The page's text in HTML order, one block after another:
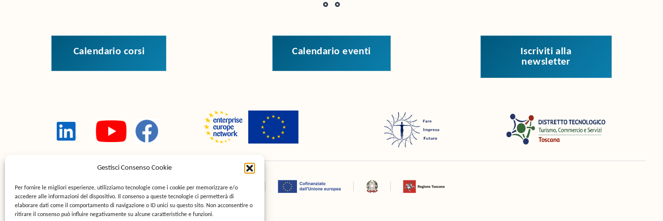
Gestisci Consenso Cookie
Per fornire le migliori esperienze, utilizziamo tecnologie come i cookie per memorizzare e/o
accedere alle informazioni del dispositivo. Il consenso a queste tecnologie ci permetterà di
elaborare dati come il comportamento di navigazione o ID unici su questo sito. Non acconsentire o
ritirare il consenso può influire negativamente su alcune caratteristiche e funzioni.
calendario corsi calendario eventi
iscriviti alla
newsletter